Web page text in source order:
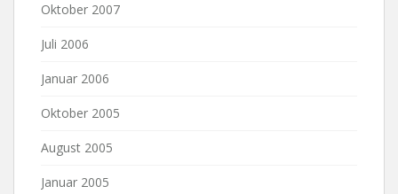
Oktober 2007
Juli 2006
Januar 2006
Oktober 2005
August 2005
Januar 2005